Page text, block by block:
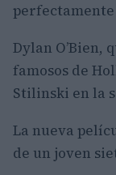
Dylan O’Bien,
famosos de
Stilinski en la
La nueva
de un joven